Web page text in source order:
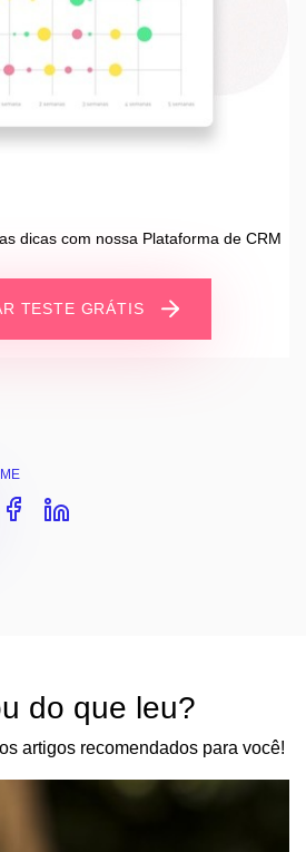
dicas com nossa Plataforma de CRM
TESTE GRÁTIS
do que leu?
artigos recomendados para você!